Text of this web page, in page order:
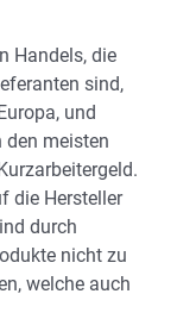
Handels, die
sind,
und
den meisten
die Hersteller
durch
nicht zu
welche auch